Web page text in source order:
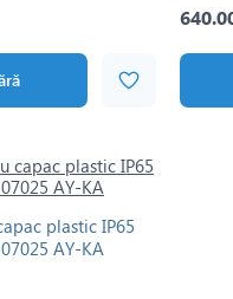
plastic IP65
AY-KA